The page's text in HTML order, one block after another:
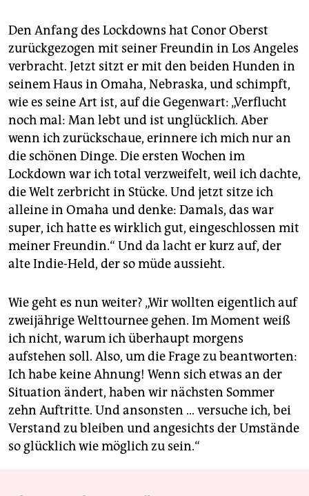
Den Anfang des Lockdowns hat Conor Oberst
zurückgezogen mit seiner Freundin in Los Angeles
verbracht. Jetzt sitzt er mit den beiden Hunden in
seinem Haus in Omaha, Nebraska, und schimpft,
wie es seine Art ist, auf die Gegenwart: „Verflucht
noch mal: Man lebt und ist unglücklich. Aber
wenn ich zurückschaue, erinnere ich mich nur an
die schönen Dinge. Die ersten Wochen im
Lockdown war ich total verzweifelt, weil ich dachte,
die Welt zerbricht in Stücke. Und jetzt sitze ich
alleine in Omaha und denke: Damals, das war
super, ich hatte es wirklich gut, eingeschlossen mit
meiner Freundin.“ Und da lacht er kurz auf, der
alte Indie-Held, der so müde aussieht.
Wie geht es nun weiter? „Wir wollten eigentlich auf
zweijährige Welttournee gehen. Im Moment weiß
ich nicht, warum ich überhaupt morgens
aufstehen soll. Also, um die Frage zu beantworten:
Ich habe keine Ahnung! Wenn sich etwas an der
Situation ändert, haben wir nächsten Sommer
zehn Auftritte. Und ansonsten … versuche ich, bei
Verstand zu bleiben und angesichts der Umstände
so glücklich wie möglich zu sein.“